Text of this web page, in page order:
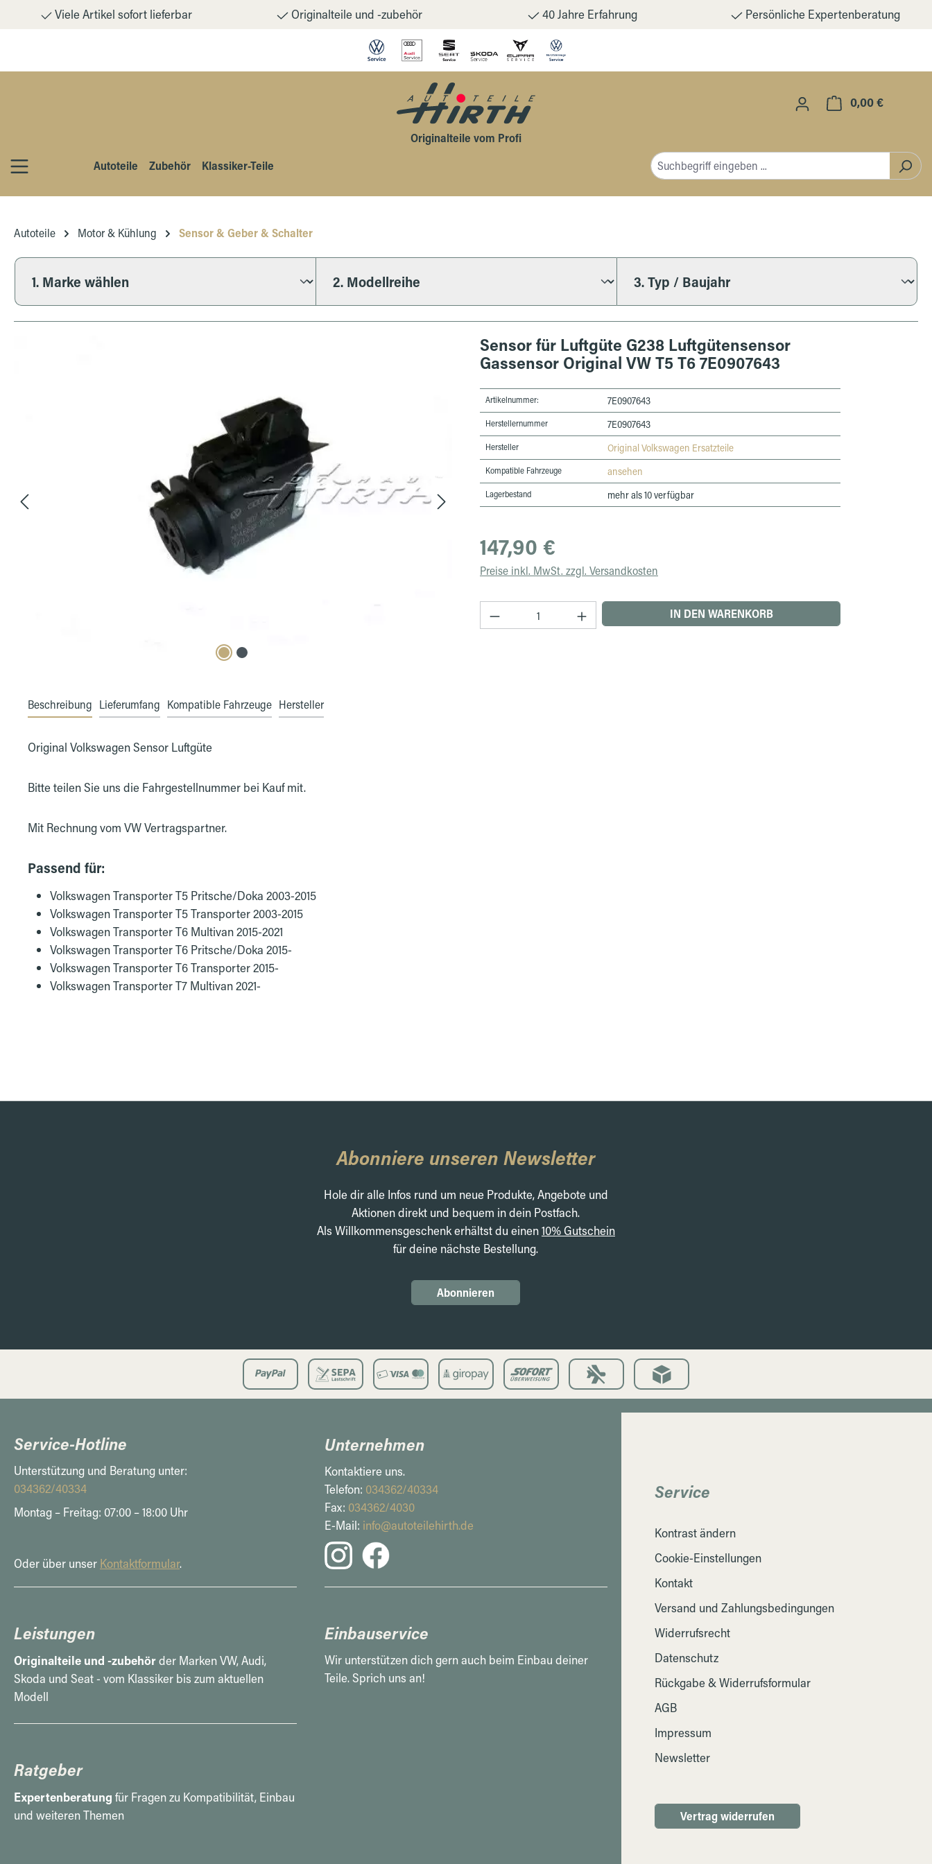
Hauptinhalt springen
Zur Suche springen
Zur Hauptnavigation springen
Viele Artikel sofort lieferbar Originalteile und -zubehör 40 Jahre Erfahrung Persönliche Expertenberatung
0,00 €
Originalteile vom Profi
Autoteile
Zubehör Klassiker-Teile
Autoteile Motor & Kühlung Sensor & Geber & Schalter
Sensor für Luftgüte G238 Luftgütensensor
Gassensor Original VW T5 T6 7E0907643
Artikelnummer: 7E0907643
Herstellernummer 7E0907643
Hersteller Original Volkswagen Ersatzteile
Kompatible Fahrzeuge ansehen
Lagerbestand mehr als 10 verfügbar
Regulärer Preis:
147,90 €
Preise inkl. MwSt. zzgl. Versandkosten
Produkt Anzahl: Gib den gewünschten Wert ein oder benutze
IN DEN WARENKORB
Beschreibung Lieferumfang Kompatible Fahrzeuge Hersteller
Original Volkswagen Sensor Luftgüte
Bitte teilen Sie uns die Fahrgestellnummer bei Kauf mit.
Mit Rechnung vom VW Vertragspartner.
Passend für:
Volkswagen Transporter T5 Pritsche/Doka 2003-2015
Volkswagen Transporter T5 Transporter 2003-2015
Volkswagen Transporter T6 Multivan 2015-2021
Volkswagen Transporter T6 Pritsche/Doka 2015-
Volkswagen Transporter T6 Transporter 2015-
Volkswagen Transporter T7 Multivan 2021-
Abonniere unseren Newsletter
Hole dir alle Infos rund um neue Produkte, Angebote und
Aktionen direkt und bequem in dein Postfach.
Als Willkommensgeschenk erhältst du einen10% Gutschein
für deine nächste Bestellung.
Abonnieren
Service-Hotline
Unterstützung und Beratung unter:
034362/40334
Montag – Freitag: 07:00 – 18:00 Uhr
Oder über unser Kontaktformular.
Unternehmen
Kontaktiere uns.
Telefon: 034362/40334
Fax: 034362/4030
E-Mail: info@autoteilehirth.de
Leistungen
Originalteile und -zubehörder Marken VW, Audi,
Skoda und Seat - vom Klassiker bis zum aktuellen
Modell
Einbauservice
Wir unterstützen dich gern auch beim Einbau deiner
Teile. Sprich uns an!
Ratgeber
Expertenberatung für Fragen zu Kompatibilität, Einbau
und weiteren Themen
Service
Kontrast ändern
Cookie-Einstellungen
Kontakt
Versand und Zahlungsbedingungen
Widerrufsrecht
Datenschutz
Rückgabe & Widerrufsformular
AGB
Impressum
Newsletter
Vertrag widerrufen